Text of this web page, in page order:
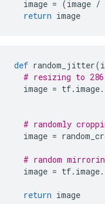
image = (image /
return image
def random_jitter(
# resizing to
image = tf. image.
# randomly
image =
# random
image = tf. image.
return image